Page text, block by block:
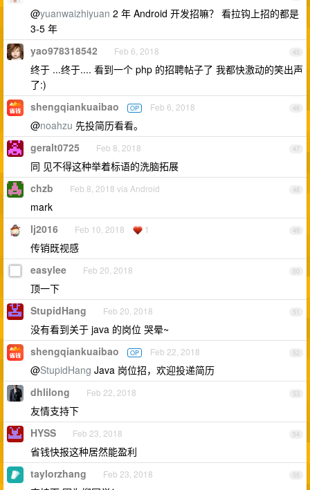
@yuanwaizhiyuan 2 年 Android 开发招嘛？ 看拉钩上招的都是
3-5 年
45
yao978318542 Feb 6, 2018
终于 ...终于.... 看到一个 php 的招聘帖子了 我都快激动的笑出声
了:)
46
shengqiankuaibao OP Feb 6, 2018
@noahzu 先投简历看看。
47
geralt0725 Feb 8, 2018
同 见不得这种举着标语的洗脑拓展
48
chzb Feb 8, 2018 via Android
mark
49
lj2016 Feb 10, 2018 1
传销既视感
50
easylee Feb 20, 2018
顶一下
51
StupidHang Feb 20, 2018
没有看到关于 java 的岗位 哭晕~
52
shengqiankuaibao OP Feb 22, 2018
@StupidHang Java 岗位招，欢迎投递简历
53
dhlilong Feb 22, 2018
友情支持下
54
HYSS Feb 23, 2018
省钱快报这种居然能盈利
55
taylorzhang Feb 23, 2018